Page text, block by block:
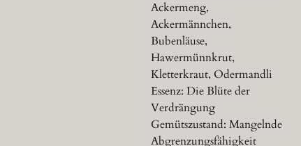
Ackermeng,
Ackermännchen,
Bubenläuse,
Hawermünnkrut,
Kletterkraut, Odermandli
Essenz: Die Blüte der
Verdrängung
Gemütszustand: Mangelnde
Abgrenzungsfähigkeit